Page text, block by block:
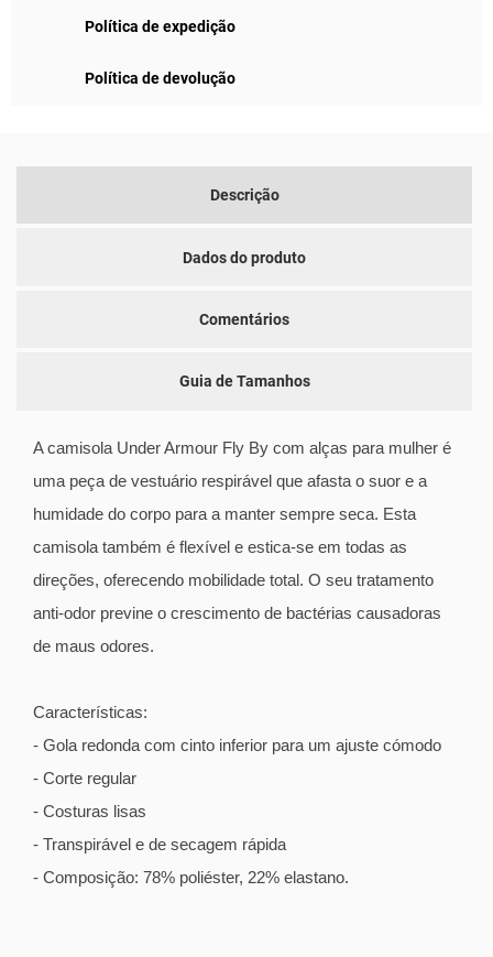
Política de expedição
Política de devolução
Descrição
Dados do produto
Comentários
Guia de Tamanhos
A camisola Under Armour Fly By com alças para mulher é
uma peça de vestuário respirável que afasta o suor e a
humidade do corpo para a manter sempre seca. Esta
camisola também é flexível e estica-se em todas as
direções, oferecendo mobilidade total. O seu tratamento
anti-odor previne o crescimento de bactérias causadoras
de maus odores.
Características:
- Gola redonda com cinto inferior para um ajuste cómodo
- Corte regular
- Costuras lisas
- Transpirável e de secagem rápida
- Composição: 78% poliéster, 22% elastano.